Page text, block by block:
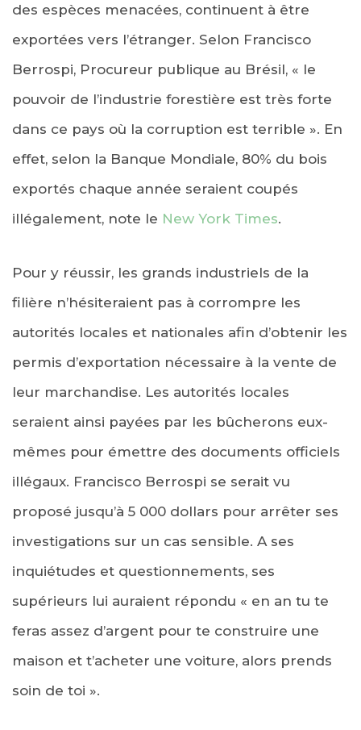
des espèces menacées, continuent à être
exportées vers l’étranger. Selon Francisco
Berrospi, Procureur publique au Brésil, « le
pouvoir de l’industrie forestière est très forte
dans ce pays où la corruption est terrible ». En
effet, selon la Banque Mondiale, 80% du bois
exportés chaque année seraient coupés
illégalement, note le New York Times.
Pour y réussir, les grands industriels de la
filière n’hésiteraient pas à corrompre les
autorités locales et nationales afin d’obtenir les
permis d’exportation nécessaire à la vente de
leur marchandise. Les autorités locales
seraient ainsi payées par les bûcherons eux-
mêmes pour émettre des documents officiels
illégaux. Francisco Berrospi se serait vu
proposé jusqu’à 5 000 dollars pour arrêter ses
investigations sur un cas sensible. A ses
inquiétudes et questionnements, ses
supérieurs lui auraient répondu « en an tu te
feras assez d’argent pour te construire une
maison et t’acheter une voiture, alors prends
soin de toi ».